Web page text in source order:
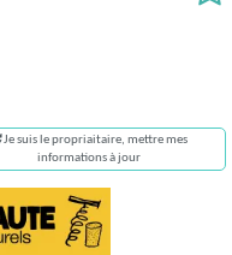
Je suis le propriaitaire, mettre mes
informations à jour